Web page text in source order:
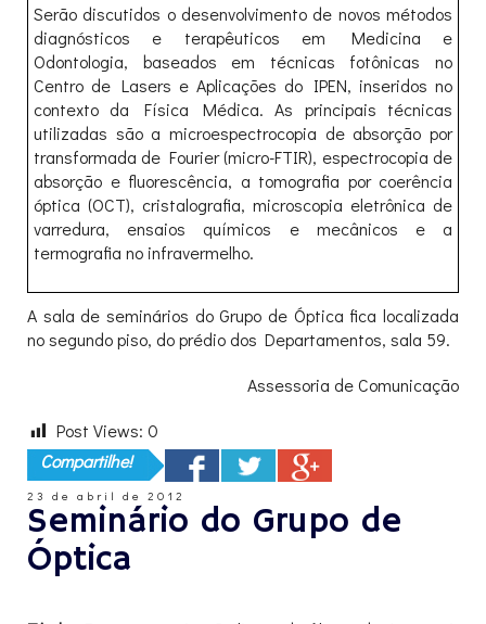
Serão discutidos o desenvolvimento de novos métodos
diagnósticos e terapêuticos em Medicina e
Odontologia, baseados em técnicas fotônicas no
Centro de Lasers e Aplicações do IPEN, inseridos no
contexto da Física Médica. As principais técnicas
utilizadas são a microespectrocopia de absorção por
transformada de Fourier (micro-FTIR), espectrocopia de
absorção e fluorescência, a tomografia por coerência
óptica (OCT), cristalografia, microscopia eletrônica de
varredura, ensaios químicos e mecânicos e a
termografia no infravermelho.
A sala de seminários do Grupo de Óptica fica localizada
no segundo piso, do prédio dos Departamentos, sala 59.
Assessoria de Comunicação
Post Views: 0
Compartilhe!
23 de abril de 2012
Seminário do Grupo de
Óptica